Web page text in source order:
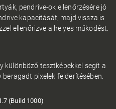
pendrive-ok ellenőrzésére jó
kapacitását, majd vissza is
ellenőrizve a helyes működést.
különböző tesztképekkel segít a
pixelek felderítésében.
(Build 1000)